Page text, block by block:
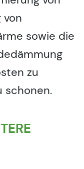
von
sowie die
zu
schonen.